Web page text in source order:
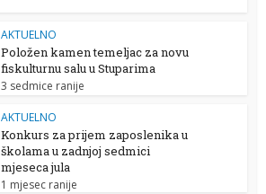
AKTUELNO
Položen kamen temeljac za novu
fiskulturnu salu u Stuparima
3 sedmice ranije
AKTUELNO
Konkurs za prijem zaposlenika u
školama u zadnjoj sedmici
mjeseca jula
1 mjesec ranije